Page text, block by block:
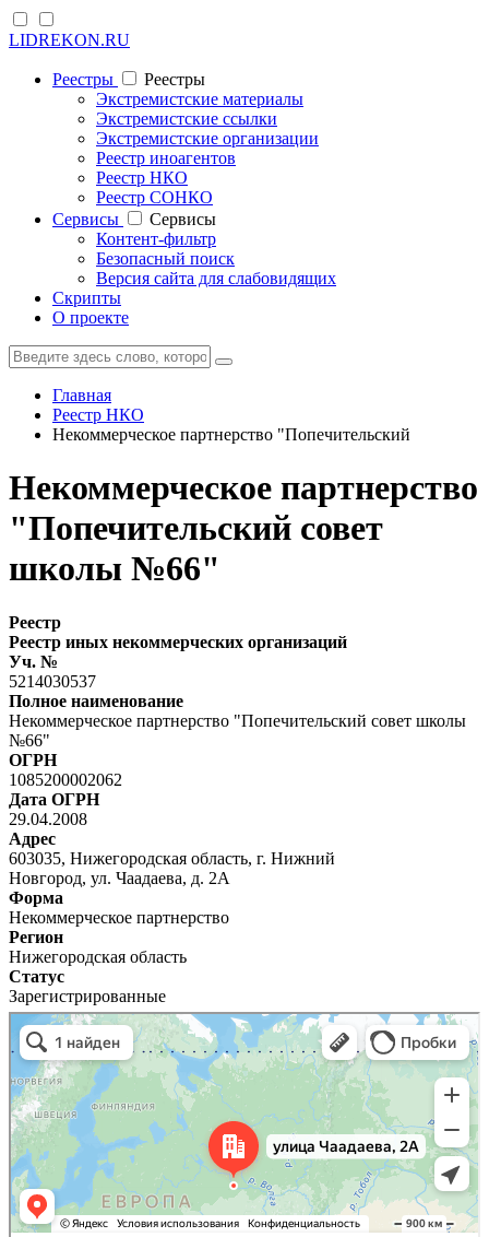
LIDREKON.RU
Реестры
Реестры
Экстремистские материалы
Экстремистские ссылки
Экстремистские организации
Реестр иноагентов
Реестр НКО
Реестр СОНКО
Cервисы
Cервисы
Контент-фильтр
Безопасный поиск
Версия сайта для слабовидящих
Скрипты
О проекте
Главная
Реестр НКО
Некоммерческое партнерство "Попечительский
Некоммерческое партнерство
"Попечительский совет
школы №66"
Реестр
Реестр иных некоммерческих организаций
Уч. №
5214030537
Полное наименование
Некоммерческое партнерство "Попечительский совет школы
№66"
ОГРН
1085200002062
Дата ОГРН
29.04.2008
Адрес
603035, Нижегородская область, г. Нижний
Новгород, ул. Чаадаева, д. 2А
Форма
Некоммерческое партнерство
Регион
Нижегородская область
Статус
Зарегистрированные